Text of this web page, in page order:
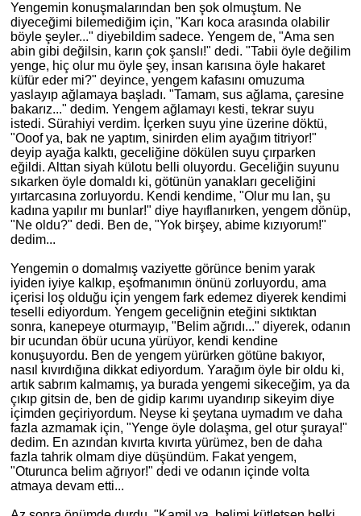
Yengemin konuşmalarından ben şok olmuştum. Ne
diyeceğimi bilemediğim için, "Karı koca arasında olabilir
böyle şeyler..." diyebildim sadece. Yengem de, "Ama sen
abin gibi değilsin, karın çok şanslı!" dedi. "Tabii öyle değilim
yenge, hiç olur mu öyle şey, insan karısına öyle hakaret
küfür eder mi?" deyince, yengem kafasını omuzuma
yaslayıp ağlamaya başladı. "Tamam, sus ağlama, çaresine
bakarız..." dedim. Yengem ağlamayı kesti, tekrar suyu
istedi. Sürahiyi verdim. İ çerken suyu yine üzerine döktü,
"Ooof ya, bak ne yaptım, sinirden elim ayağım titriyor!"
deyip ayağa kalktı, geceliğine dökülen suyu çırparken
eğildi. Alttan siyah külotu belli oluyordu. Geceliğin suyunu
sıkarken öyle domaldı ki, götünün yanakları geceliğini
yırtarcasına zorluyordu. Kendi kendime, "Olur mu lan, şu
kadına yapılır mı bunlar!" diye hayıflanırken, yengem dönüp,
"Ne oldu?" dedi. Ben de, "Yok birşey, abime kızıyorum!"
dedim...
Yengemin o domalmış vaziyette görünce benim yarak
iyiden iyiye kalkıp, eşofmanımın önünü zorluyordu, ama
içerisi loş olduğu için yengem fark edemez diyerek kendimi
teselli ediyordum. Yengem geceliğnin eteğini sıktıktan
sonra, kanepeye oturmayıp, "Belim ağrıdı..." diyerek, odanın
bir ucundan öbür ucuna yürüyor, kendi kendine
konuşuyordu. Ben de yengem yürürken götüne bakıyor,
nasıl kıvırdığına dikkat ediyordum. Yarağım öyle bir oldu ki,
artık sabrım kalmamış, ya burada yengemi sikeceğim, ya da
çıkıp gitsin de, ben de gidip karımı uyandırıp sikeyim diye
içimden geçiriyordum. Neyse ki şeytana uymadım ve daha
fazla azmamak için, "Yenge öyle dolaşma, gel otur şuraya!"
dedim. En azından kıvırta kıvırta yürümez, ben de daha
fazla tahrik olmam diye düşündüm. Fakat yengem,
"Oturunca belim ağrıyor!" dedi ve odanın içinde volta
atmaya devam etti...